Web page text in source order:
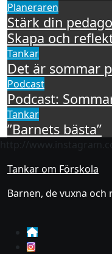
Planeraren
Stärk din
Skapa och
Tankar
Det är sommar
Podcast
Podcast:
Tankar
”Barnets bästa”
http://
Tankar om Förskola
Barnen, de vuxna